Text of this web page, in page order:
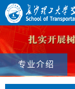
专业介绍